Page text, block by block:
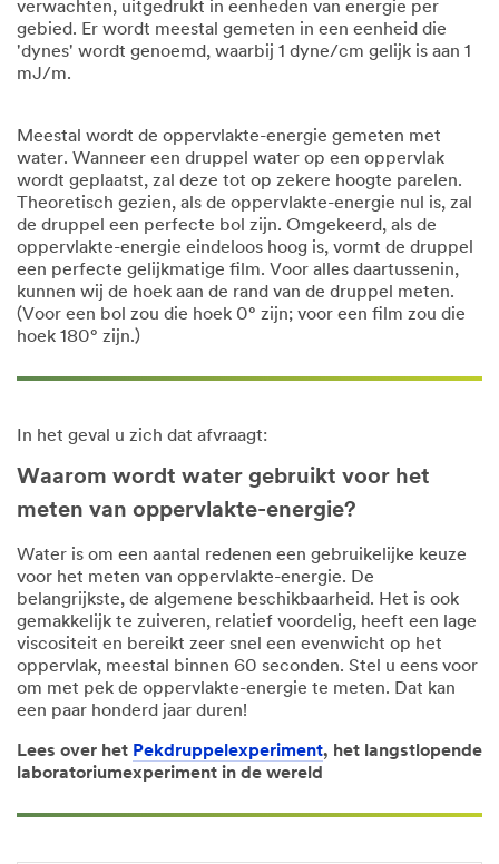
verwachten, uitgedrukt in eenheden van energie per
gebied. Er wordt meestal gemeten in een eenheid die
'dynes' wordt genoemd, waarbij 1 dyne/cm gelijk is aan 1
mJ/m.
Meestal wordt de oppervlakte-energie gemeten met
water. Wanneer een druppel water op een oppervlak
wordt geplaatst, zal deze tot op zekere hoogte parelen.
Theoretisch gezien, als de oppervlakte-energie nul is, zal
de druppel een perfecte bol zijn. Omgekeerd, als de
oppervlakte-energie eindeloos hoog is, vormt de druppel
een perfecte gelijkmatige film. Voor alles daartussenin,
kunnen wij de hoek aan de rand van de druppel meten.
(Voor een bol zou die hoek 0° zijn; voor een film zou die
hoek 180° zijn.)
In het geval u zich dat afvraagt:
Waarom wordt water gebruikt voor het
meten van oppervlakte-energie?
Water is om een aantal redenen een gebruikelijke keuze
voor het meten van oppervlakte-energie. De
belangrijkste, de algemene beschikbaarheid. Het is ook
gemakkelijk te zuiveren, relatief voordelig, heeft een lage
viscositeit en bereikt zeer snel een evenwicht op het
oppervlak, meestal binnen 60 seconden. Stel u eens voor
om met pek de oppervlakte-energie te meten. Dat kan
een paar honderd jaar duren!
Lees over het Pekdruppelexperiment, het langstlopende
laboratoriumexperiment in de wereld